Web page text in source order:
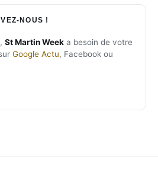
NOUS !
St Martin Week a besoin de votre
Google Actu, Facebook ou